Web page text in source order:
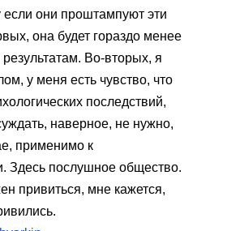
если они проштампуют эти
она будет гораздо менее
Во-вторых, я
у меня есть чувство, что
последствий,
наверное, не нужно,
применимо к
Здесь послушное общество.
привиться, мне кажется,